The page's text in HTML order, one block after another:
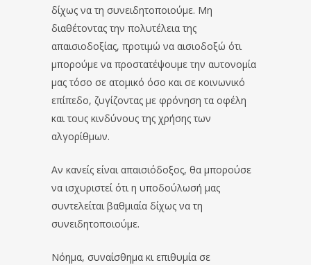
δίχως να τη συνειδητοποιούμε. Μη
διαθέτοντας την πολυτέλεια της
απαισιοδοξίας, προτιμώ να αισιοδοξώ ότι
μπορούμε να προστατέψουμε την αυτονομία
μας τόσο σε ατομικό όσο και σε κοινωνικό
επίπεδο, ζυγίζοντας με φρόνηση τα οφέλη
και τους κινδύνους της χρήσης των
αλγορίθμων.
Αν κανείς είναι απαισιόδοξος, θα μπορούσε
να ισχυριστεί ότι η υποδούλωσή μας
συντελείται βαθμιαία δίχως να τη
συνειδητοποιούμε.
Νόημα, συναίσθημα κι επιθυμία σε